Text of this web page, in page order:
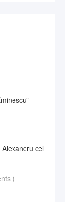
Alexandru cel
)